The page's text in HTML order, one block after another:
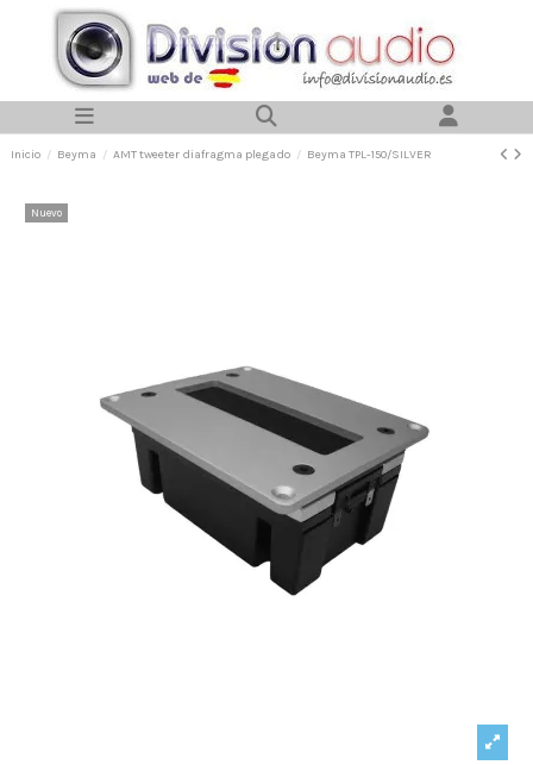
Inicio Beyma AMT tweeter diafragma plegado Beyma TPL-150/SILVER
Nuevo